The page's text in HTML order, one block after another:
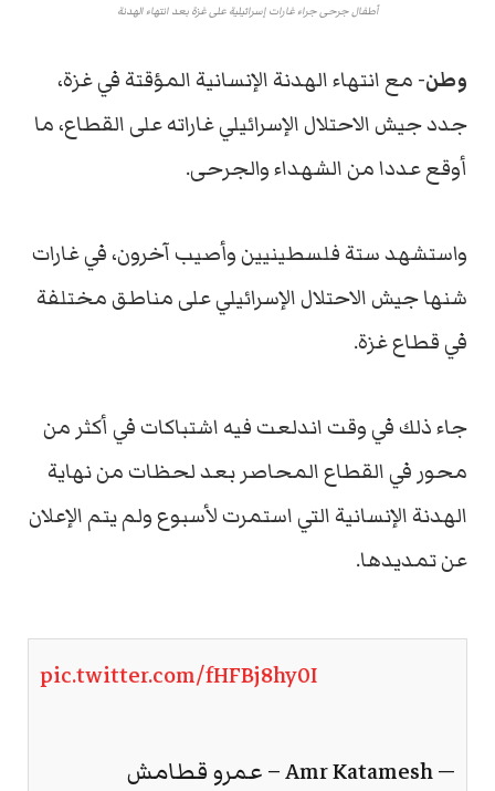
أطفال جرحى جراء غارات إسرائيلية على غزة بعد انتهاء الهدنة
وطن- مع انتهاء الهدنة الإنسانية المؤقتة في غزة،
جدد جيش الاحتلال الإسرائيلي غاراته على القطاع، ما
أوقع عددا من الشهداء والجرحى.
واستشهد ستة فلسطينيين وأصيب آخرون، في غارات
شنها جيش الاحتلال الإسرائيلي على مناطق مختلفة
في قطاع غزة.
جاء ذلك في وقت اندلعت فيه اشتباكات في أكثر من
محور في القطاع المحاصر بعد لحظات من نهاية
الهدنة الإنسانية التي استمرت لأسبوع ولم يتم الإعلان
عن تمديدها.
pic.twitter.com/fHFBj8hy0I
— Amr Katamesh – عمرو قطامش